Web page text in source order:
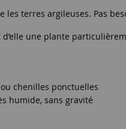
terres argileuses. Pas
une plante
chenilles ponctuelles
humide, sans gravité